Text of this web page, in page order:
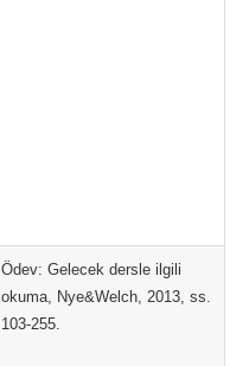
Ödev: Gelecek dersle ilgili
okuma, Nye&Welch, 2013, ss.
103-255.